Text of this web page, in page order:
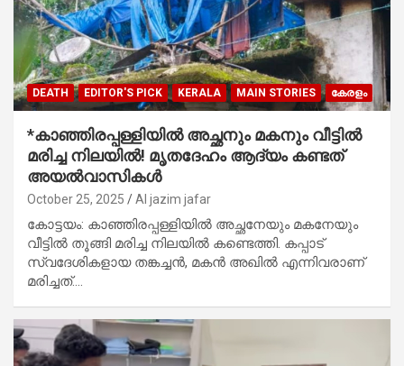
DEATH EDITOR'S PICK KERALA MAIN STORIES കേരളം
*കാഞ്ഞിരപ്പള്ളിയിൽ അച്ഛനും മകനും വീട്ടിൽ
മരിച്ച നിലയിൽ! മൃതദേഹം ആദ്യം കണ്ടത്
അയൽവാസികൾ
October 25, 2025 Al jazim jafar
കോട്ടയം: കാഞ്ഞിരപ്പള്ളിയിൽ അച്ഛനേയും മകനേയും
വീട്ടിൽ തൂങ്ങി മരിച്ച നിലയിൽ കണ്ടെത്തി. കപ്പാട്
സ്വദേശികളായ തങ്കച്ചൻ, മകൻ അഖിൽ എന്നിവരാണ്
മരിച്ചത്.…